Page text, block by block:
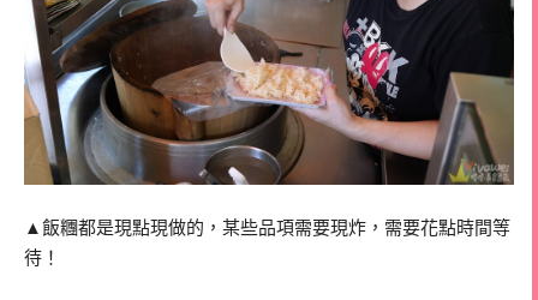
▲飯糰都是現點現做的，某些品項需要現炸，需要花點時間等
待！